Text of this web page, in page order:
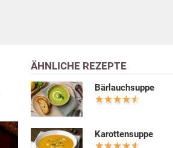
ÄHNLICHE REZEPTE
Bärlauchsuppe
Karottensuppe